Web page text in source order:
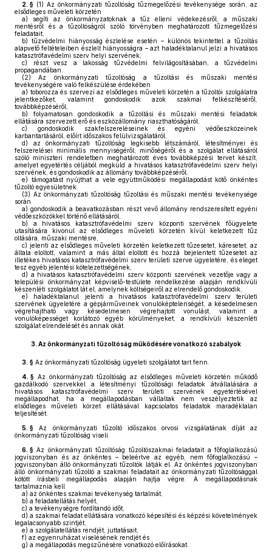
2. § (1) Az önkormányzati tűzoltóság tűzmegelőzési tevékenysége során, az
elsődleges műveleti körzetén
a) segíti az önkormányzatoknak a tűz elleni védekezésről, a műszaki
mentésről és a tűzoltóságról szóló törvényben meghatározott tűzmegelőzési
feladatait,
b) tűzvédelmi hiányosság észlelése esetén – különös tekintettel a tűzoltás
alapvető feltételeiben észlelt hiányosságra – azt haladéktalanul jelzi a hivatásos
katasztrófavédelmi szerv helyi szervének,
c) részt vesz a lakosság tűzvédelmi felvilágosításában, a tűzvédelmi
propagandában.
(2) Az önkormányzati tűzoltóság a tűzoltási és műszaki mentési
tevékenységére való felkészülése érdekében
a) toborozza és szervezi az elsődleges műveleti körzetén a tűzoltói szolgálatra
jelentkezőket, valamint gondoskodik azok szakmai felkészítéséről,
továbbképzéséről,
b) folyamatosan gondoskodik a tűzoltási és műszaki mentési feladatok
ellátására szervezett erő és eszközállomány riaszthatóságáról,
c) gondoskodik szakfelszereléseinek és egyéni védőeszközeinek
karbantartásáról, előírt időszakos felülvizsgálatáról,
d) az önkormányzati tűzoltóság legkisebb létszámáról, létesítményei és
felszerelései minimális mennyiségéről, minőségéről és a szolgálat ellátásáról
szóló miniszteri rendeletben meghatározott éves továbbképzési tervet készít,
amelyet egyetértés céljából megküld a hivatásos katasztrófavédelmi szerv helyi
szervének, és gondoskodik az állomány továbbképzéséről,
e) támogatást nyújthat a vele együttműködési megállapodást kötő önkéntes
tűzoltó egyesületnek.
(3) Az önkormányzati tűzoltóság tűzoltási és műszaki mentési tevékenysége
során
a) gondoskodik a beavatkozásban részt vevő állomány rendszeresített egyéni
védőeszközökkel történő ellátásáról,
b) a hivatásos katasztrófavédelmi szerv központi szervének főügyelete
utasítására kivonul az elsődleges műveleti körzetén kívül keletkezett tűz
oltására, műszaki mentésre,
c) jelenti az elsődleges műveleti körzetén keletkezett tűzesetet, káresetet, az
általa eloltott, valamint a más által eloltott és hozzá bejelentett tűzesetet az
illetékes hivatásos katasztrófavédelmi szerv területi szerve ügyeletére, és eleget
tesz egyéb jelentési kötelezettségének,
d) a hivatásos katasztrófavédelmi szerv központi szervének vezetője vagy a
települési önkormányzat képviselő-testülete rendelkezése alapján rendkívüli
készenléti szolgálatot lát el, amelynek költségeiről az elrendelő gondoskodik,
e) haladéktalanul jelenti a hivatásos katasztrófavédelmi szerv területi
szervének ügyeletére a gépjárműveinek vonulóképtelenségét, a késedelmesen
végrehajtható vagy késedelmesen végrehajtott vonulást, valamint a
vonulóképességet korlátozó egyéb körülményeket, a rendkívüli készenléti
szolgálat elrendelését és annak okát.
3. Az önkormányzati tűzoltóság működésére vonatkozó szabályok
3. § Az önkormányzati tűzoltóság ügyeleti szolgálatot tart fenn.
4. § Az önkormányzati tűzoltóság az elsődleges műveleti körzetén működő
gazdálkodó szervekkel a létesítményi tűzoltósági feladatok átvállalására a
hivatásos katasztrófavédelmi szerv területi szervének egyetértésével
megállapodhat, ha a megállapodásban vállaltak nem veszélyeztetik az
elsődleges műveleti körzet ellátásával kapcsolatos feladatok maradéktalan
teljesítését.
5. § Az önkormányzati tűzoltó időszakos orvosi vizsgálatának díját az
önkormányzati tűzoltóság viseli.
6. § Az önkormányzati tűzoltóság tűzoltószakmai feladatait a főfoglalkozású
jogviszonyban és az önkéntes – beleértve az egyéb, nem főfoglalkozású –
jogviszonyban álló önkormányzati tűzoltók látják el. Az önkéntes jogviszonyban
álló önkormányzati tűzoltó a szakmai feladatait az önkormányzati tűzoltósággal
kötött írásbeli megállapodás alapján hajtja végre. A megállapodásnak
tartalmaznia kell
a) az önkéntes szakmai tevékenység tartalmát,
b) a feladatellátás helyét,
c) a tevékenységre fordítandó időt,
d) a szakmai feladat ellátására vonatkozó képesítési és képzési követelmények
legalacsonyabb szintjét,
e) a szolgálatellátás rendjét, juttatásait,
f) az egyenruházat viselésének rendjét és
g) a megállapodás megszűnésére vonatkozó előírásokat.